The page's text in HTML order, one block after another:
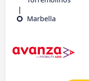
Marbella